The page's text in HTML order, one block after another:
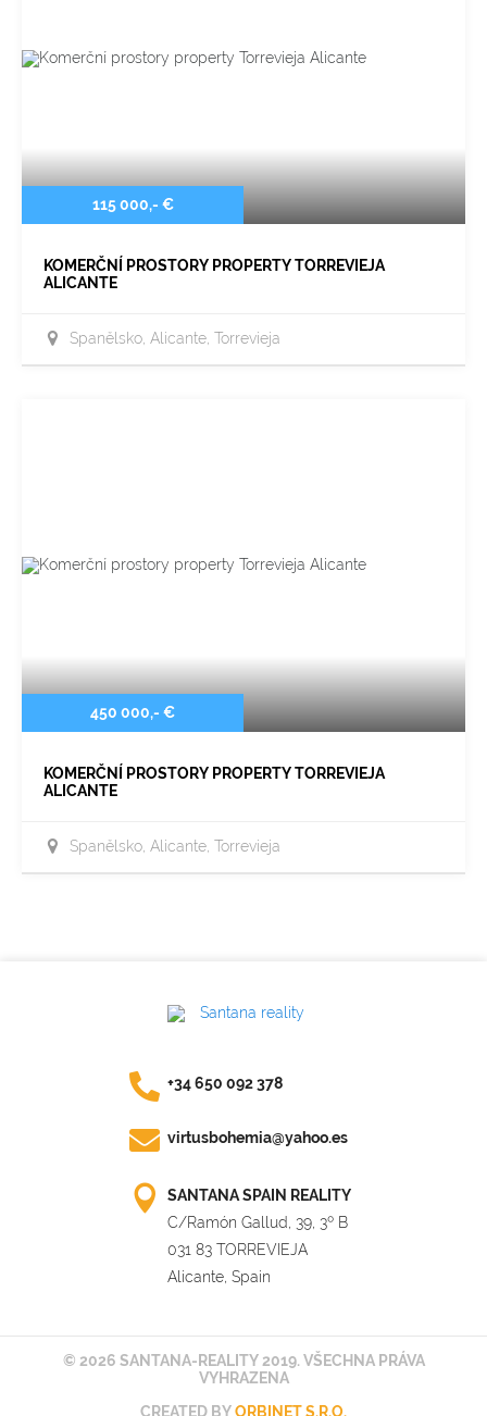
115 000,- €
KOMERČNÍ PROSTORY PROPERTY TORREVIEJA
ALICANTE
Španělsko, Alicante, Torrevieja
450 000,- €
KOMERČNÍ PROSTORY PROPERTY TORREVIEJA
ALICANTE
Španělsko, Alicante, Torrevieja
+34 650 092 378
virtusbohemia@yahoo.es
SANTANA SPAIN REALITY
C/Ramón Gallud, 39, 3º B
031 83 TORREVIEJA
Alicante, Spain
© 2026 SANTANA-REALITY 2019. VŠECHNA PRÁVA
VYHRAZENA
CREATED BYORBINET S.R.O.